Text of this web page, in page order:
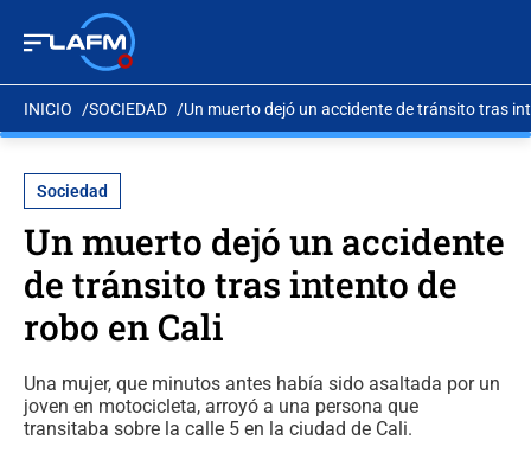
INICIO SOCIEDAD Un muerto dejó un accidente de tránsito tras
Sociedad
Un muerto dejó un accidente
de tránsito tras intento de
robo en Cali
Una mujer, que minutos antes había sido asaltada por un
joven en motocicleta, arroyó a una persona que
transitaba sobre la calle 5 en la ciudad de Cali.